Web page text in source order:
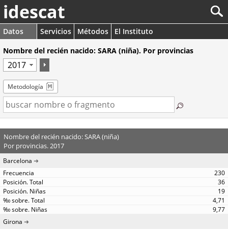
idescat
Datos Servicios Métodos
El Instituto
Nombre del recién nacido: SARA (niña). Por provincias
Metodología
Nombre del recién nacido: SARA (niña)
Por provincias. 2017
Barcelona
230
36
19
4,71
9,77
Girona